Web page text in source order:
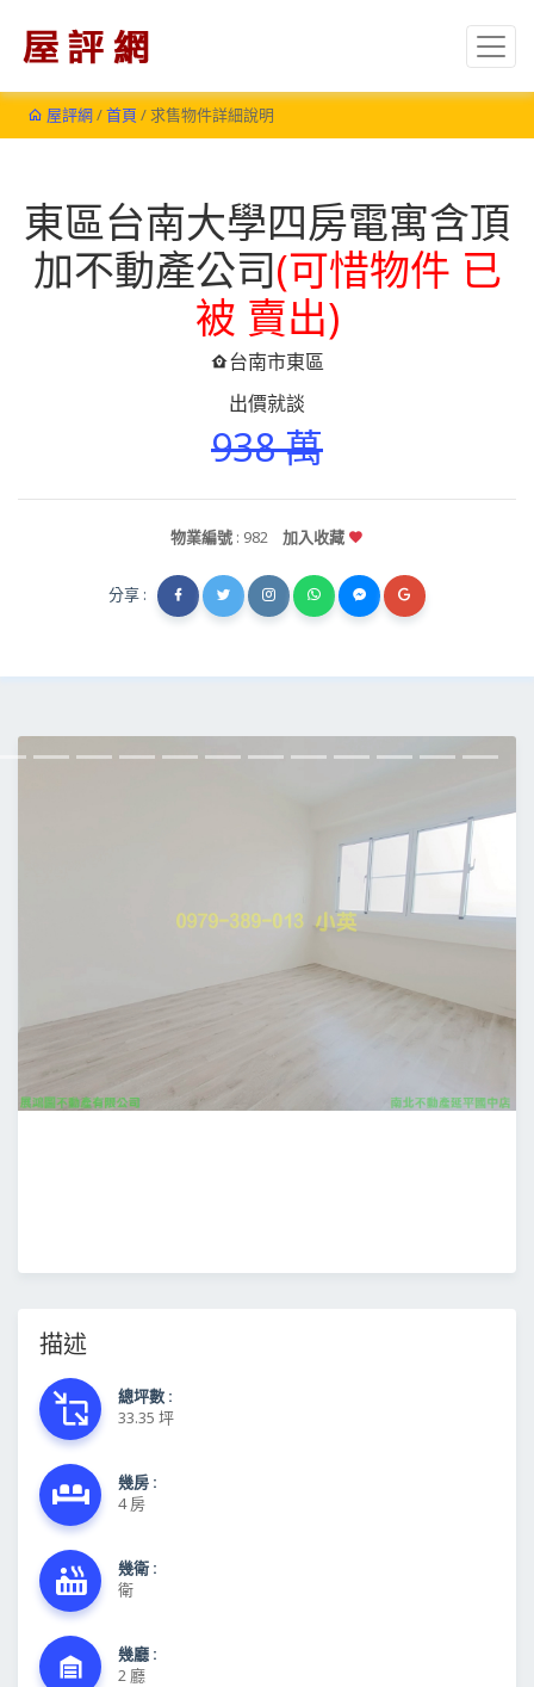
屋評網/首頁 / 求售物件詳細說明
東區台南大學四房電寓含頂
加不動產公司(可惜物件 已
被 賣出)
台南市東區
出價就談
938 萬
物業編號 : 982 加入收藏
分享 :
描述
總坪數 :
33.35 坪
幾房 :
4 房
幾衛 :
衛
幾廳 :
2 廳